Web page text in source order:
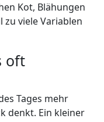
Kot, Blähungen
zu viele Variablen
oft
Tages mehr
denkt. Ein kleiner